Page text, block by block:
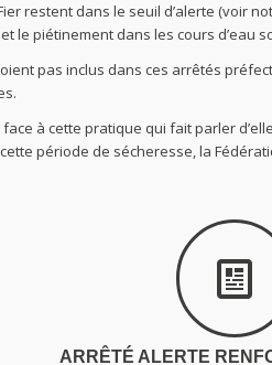
restent dans le seuil d’alerte (voir
le piétinement dans les cours d’eau
pas inclus dans ces arrêtés
à cette pratique qui fait parler
période de sécheresse, la
ARRÊTÉ ALERTE